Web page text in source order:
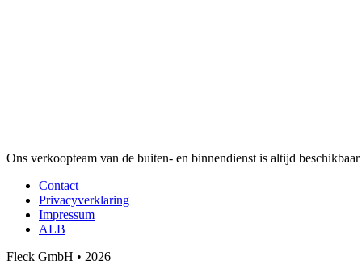
Ons verkoopteam van de buiten- en binnendienst is altijd
Contact
Privacyverklaring
Impressum
ALB
Fleck GmbH • 2026